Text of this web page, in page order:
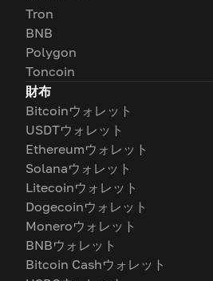
Tron
BNB
Polygon
Toncoin
財布
Bitcoinウォレット
USDTウォレット
Ethereumウォレット
Solanaウォレット
Litecoinウォレット
Dogecoinウォレット
Moneroウォレット
BNBウォレット
Bitcoin Cashウォレット